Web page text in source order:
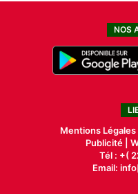
NOS
Mentions Légales |
Publicité|
Tél : +(
Email: